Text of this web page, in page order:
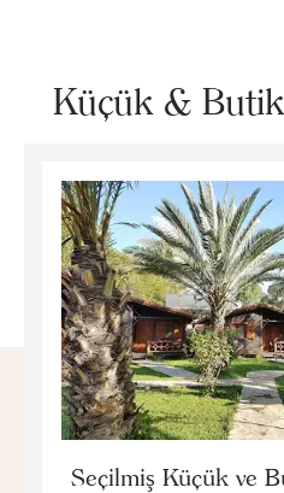
Küçük &
Seçilmiş Küçük ve